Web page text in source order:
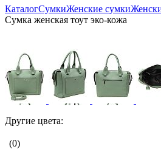
КаталогСумкиЖенские сумки
Сумка женская тоут эко-кожа
Другие цвета:
(0)